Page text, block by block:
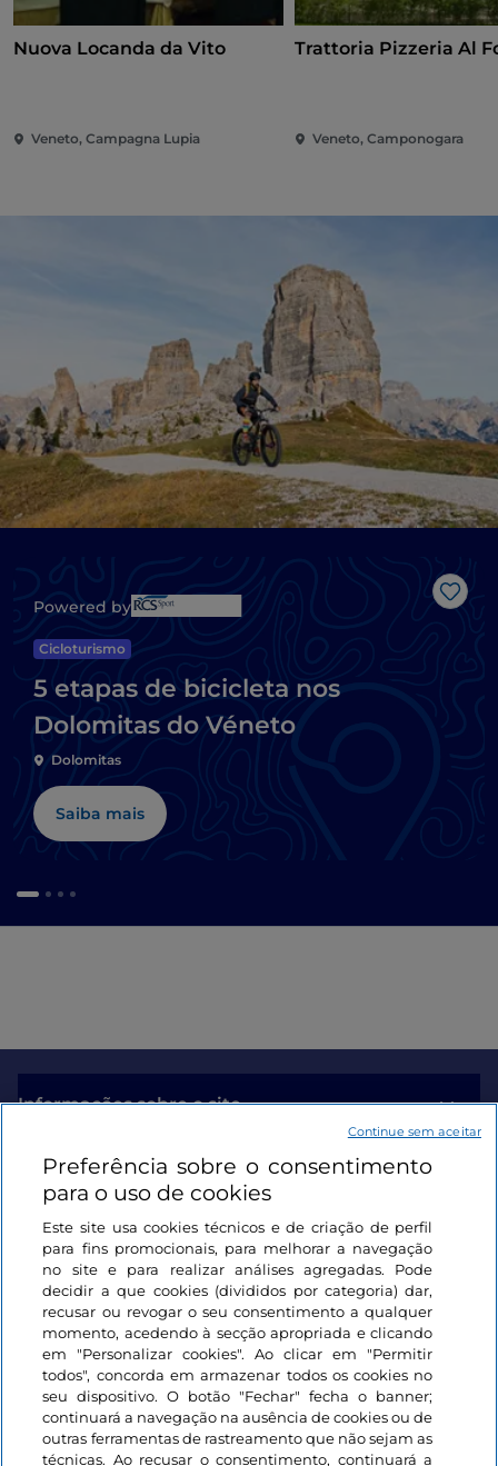
Nuova Locanda da Vito
Veneto, Campagna Lupia
Trattoria Pizzeria Al
Veneto, Camponogara
Powered by
Cicloturismo
5 etapas de bicicleta nos
Dolomitas do Véneto
Dolomitas
Saiba mais
Informações sobre o site
Ligações úteis
Iniciar sessão
Mantenha-se em contacto
Preferência sobre o consentimento
para o uso de cookies
Este site usa cookies técnicos e de criação de perfil
para fins promocionais, para melhorar a navegação
no site e para realizar análises agregadas. Pode
decidir a que cookies (divididos por categoria) dar,
recusar ou revogar o seu consentimento a qualquer
momento, acedendo à secção apropriada e clicando
em "Personalizar cookies". Ao clicar em "Permitir
todos", concorda em armazenar todos os cookies no
seu dispositivo. O botão "Fechar" fecha o banner;
continuará a navegação na ausência de cookies ou de
outras ferramentas de rastreamento que não sejam as
técnicas. Ao recusar o consentimento, continuará a
Continue sem aceitar